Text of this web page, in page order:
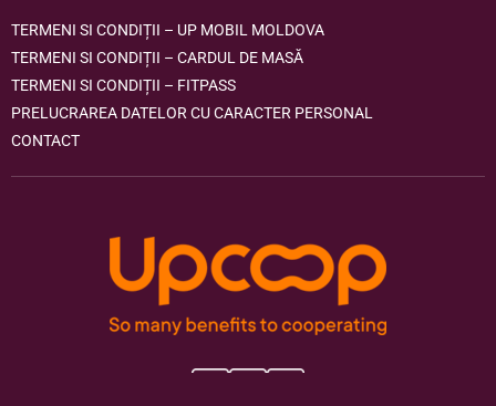
TERMENI SI CONDIȚII – UP MOBIL MOLDOVA
TERMENI SI CONDIȚII – CARDUL DE MASĂ
TERMENI SI CONDIȚII – FITPASS
PRELUCRAREA DATELOR CU CARACTER PERSONAL
CONTACT